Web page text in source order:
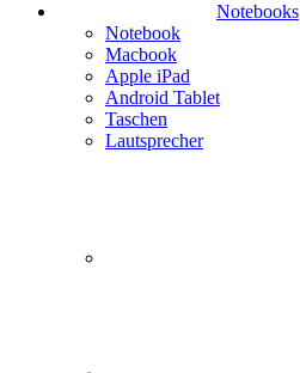
Notebooks
Notebook
Macbook
Apple iPad
Android Tablet
Taschen
Lautsprecher